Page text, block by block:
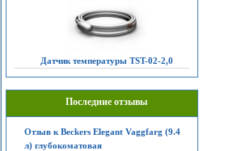
Датчик температуры TST-02-2,0
Последние отзывы
Отзыв к Beckers Elegant Vaggfarg (9.4
л) глубокоматовая